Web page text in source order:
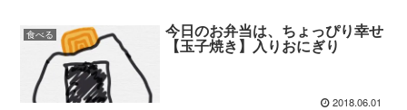
食べる 今日のお弁当は、ちょっぴり幸せ
【玉子焼き】入りおにぎり
2018.06.01